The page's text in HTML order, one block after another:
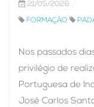
21/05/2026
FORMAÇÃO
Nos passados
privilégio de
Portuguesa de
José Carlos